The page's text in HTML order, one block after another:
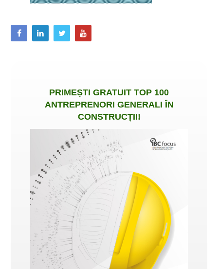
PRIMEȘTI GRATUIT TOP 100
ANTREPRENORI GENERALI ÎN
CONSTRUCȚII!